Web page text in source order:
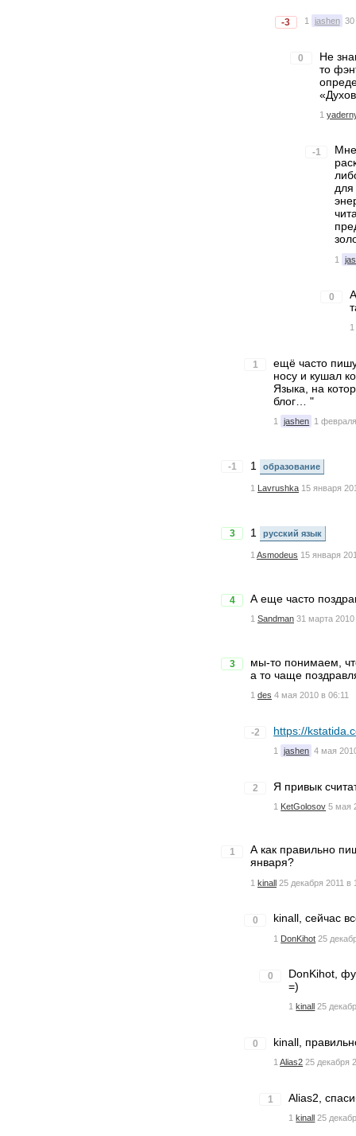
-3 1 jashen 30
0
Не
то
1
-1
Мне
1
0
1
1
ещё часто
носу и кушал
Языка, на
блог… "
1 jashen 1
-1 1 образование
1 Lavrushka 15 января
3 1 русский язык
1 Asmodeus 15 января
4 А еще часто
1 Sandman 31 марта 2010
3
мы-то понимаем,
а то чаще
1 des 4 мая 2010 в 06:11
-2 https://
1 jashen 4 мая
2 Я привык
1 KetGolosov 5 мая
1
А как правильно
января?
1 kinall 25 декабря 2011 в
0 kinall, сейчас
1 DonKihot 25
0
DonKihot,
=)
1 kinall 25
0 kinall,
1 Alias2 25 декабря
1 Alias2,
1 kinall 25